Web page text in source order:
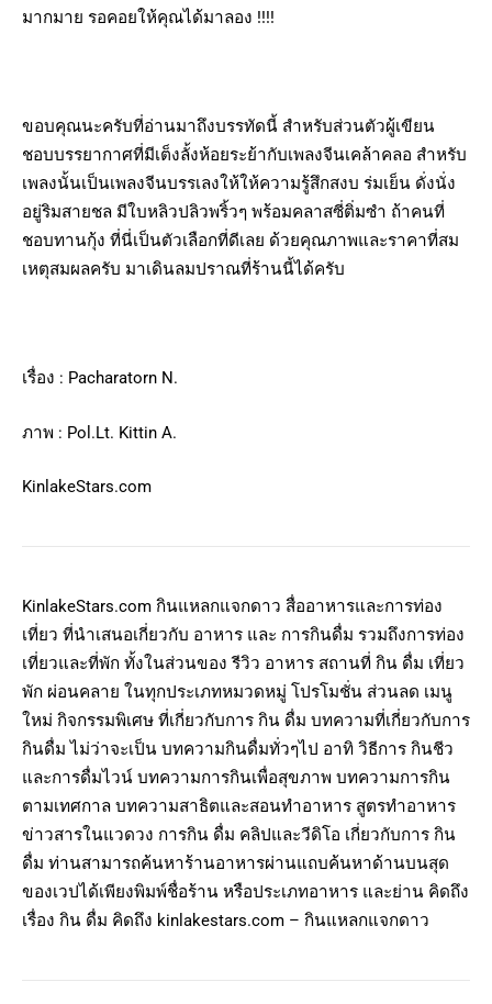
มากมาย รอคอยให้คุณได้มาลอง !!!!
ขอบคุณนะครับที่อ่านมาถึงบรรทัดนี้ สำหรับส่วนตัวผู้เขียน
ชอบบรรยากาศที่มีเต็งลั้งห้อยระย้ากับเพลงจีนเคล้าคลอ สำหรับ
เพลงนั้นเป็นเพลงจีนบรรเลงให้ให้ความรู้สึกสงบ ร่มเย็น ดั่งนั่ง
อยู่ริมสายชล มีใบหลิวปลิวพริ้วๆ พร้อมคลาสซี่ติ่มซำ ถ้าคนที่
ชอบทานกุ้ง ที่นี่เป็นตัวเลือกที่ดีเลย ด้วยคุณภาพและราคาที่สม
เหตุสมผลครับ มาเดินลมปราณที่ร้านนี้ได้ครับ
เรื่อง : Pacharatorn N.
ภาพ : Pol.Lt. Kittin A.
KinlakeStars.com
KinlakeStars.com กินแหลกแจกดาว สื่ออาหารและการท่อง
เที่ยว ที่นำเสนอเกี่ยวกับ อาหาร และ การกินดื่ม รวมถึงการท่อง
เที่ยวและที่พัก ทั้งในส่วนของ รีวิว อาหาร สถานที่ กิน ดื่ม เที่ยว
พัก ผ่อนคลาย ในทุกประเภทหมวดหมู่ โปรโมชั่น ส่วนลด เมนู
ใหม่ กิจกรรมพิเศษ ที่เกี่ยวกับการ กิน ดื่ม บทความที่เกี่ยวกับการ
กินดื่ม ไม่ว่าจะเป็น บทความกินดื่มทั่วๆไป อาทิ วิธีการ กินชีว
และการดื่มไวน์ บทความการกินเพื่อสุขภาพ บทความการกิน
ตามเทศกาล บทความสาธิตและสอนทำอาหาร สูตรทำอาหาร
ข่าวสารในแวดวง การกิน ดื่ม คลิปและวีดิโอ เกี่ยวกับการ กิน
ดื่ม ท่านสามารถค้นหาร้านอาหารผ่านแถบค้นหาด้านบนสุด
ของเวปได้เพียงพิมพ์ชื่อร้าน หรือประเภทอาหาร และย่าน คิดถึง
เรื่อง กิน ดื่ม คิดถึง kinlakestars.com – กินแหลกแจกดาว